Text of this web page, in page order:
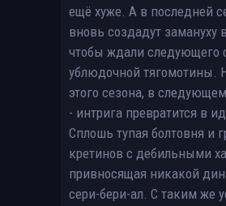
ещё хуже. А в последней
вновь создадут замануху
чтобы ждали следующего
ублюдочной тягомотины.
этого сезона, в
- интрига превратится в
Сплошь тупая болтовня и
кретинов с дебильными
привносящая никакой
сери-бери-ал. С таким же